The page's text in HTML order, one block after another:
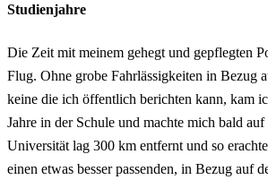
Studienjahre
Die Zeit mit meinem gehegt und gepflegten
Flug. Ohne grobe Fahrlässigkeiten in Bezug
keine die ich öffentlich berichten kann, kam
Jahre in der Schule und machte mich bald
Universität lag 300 km entfernt und so
einen etwas besser passenden, in Bezug auf